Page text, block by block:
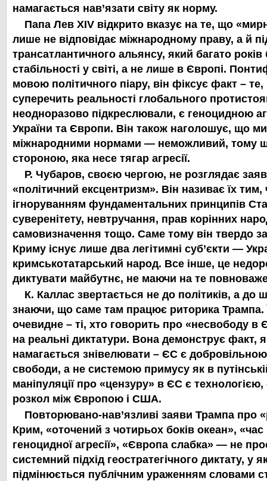
намагається нав’язати світу як норму.
Папа Лев XIV відкрито вказує на те, що
лише не відповідає міжнародному праву, а й
трансатлантичного альянсу, який багато
стабільності у світі, а не лише в Європі.
мовою політичного піару, він фіксує факт – те,
суперечить реальності глобального
неодноразово підкреслювали, є геноцидною
України та Європи. Він також наголошує, що
міжнародними нормами — неможливий, тому
стороною, яка несе тягар агресії.
Р. Чубаров, своєю чергою, не розглядає
«політичний ексцентризм». Він називає їх
ігноруванням фундаментальних принципів
суверенітету, невтручання, прав корінних
самовизначення тощо. Саме тому він твердо
Криму існує лише два легітимні суб’єкти —
кримськотатарський народ. Все інше, це
диктувати майбутнє, не маючи на те
К. Каллас звертається не до політиків, а до
знаючи, що саме там працює риторика Трампа.
очевидне – ті, хто говорить про «несвободу в
на реальні диктатури. Вона демонструє факт,
намагається знівелювати – ЄС є
свободи, а не системою примусу як в
маніпуляції про «цензуру» в ЄС є
розкол між Європою і США.
Повторювано-нав’язливі заяви Трампа про
Крим, «оточений з чотирьох боків океан», «час
геноцидної агресії», «Європа слабка» — не
системний підхід геостратегічного диктату, у
підмінюється публічним ураженням словами